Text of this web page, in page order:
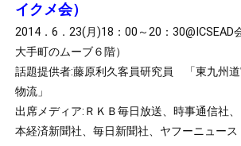
イクメ会）
2014．6．23(月)18：00～20：30@ICSEAD
大手町のムーブ６階）
話題提供者:藤原利久客員研究員 「東九州
物流」
出席メディア:ＲＫＢ毎日放送、時事通信社
本経済新聞社、毎日新聞社、ヤフーニュース